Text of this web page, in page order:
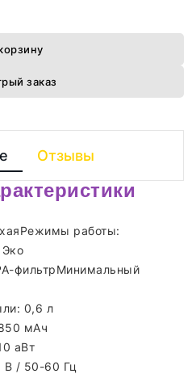
заказ
Отзывы
работы:
фильтрМинимальный
0,6 л
мАч
аВт
В / 50-60 Гц